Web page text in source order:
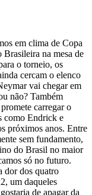
em clima de Copa
na mesa de
o torneio, os
cercam o elenco
vai chegar em
não? Também
carregar o
como Endrick e
próximos anos. Entre
sem fundamento,
do Brasil no maior
só no futuro.
dor dos quatro
um daqueles
de apagar da